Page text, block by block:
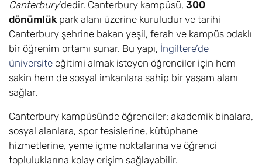
Science (Artificial
Intelligence) BSc
(Hons)
Bilgisayar
Bilimleri (Siber
Güvenlik) /
Science (Cyber
Security) BSc
(Hons)
6 Eylül £23.500
Canterbury‘dedir. Canterbury kampüsü, 300
dönümlük park alanı üzerine kuruludur ve tarihi
Canterbury şehrine bakan yeşil, ferah ve kampüs odaklı
bir öğrenim ortamı sunar. Bu yapı, İngiltere’de
üniversite eğitimi almak isteyen öğrenciler için hem
sakin hem de sosyal imkanlara sahip bir yaşam alanı
sağlar.
Canterbury kampüsünde öğrenciler; akademik binalara,
sosyal alanlara, spor tesislerine, kütüphane
hizmetlerine, yeme içme noktalarına ve öğrenci
topluluklarına kolay erişim sağlayabilir.